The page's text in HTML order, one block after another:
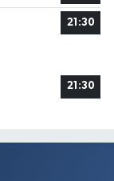
21:30
21:30